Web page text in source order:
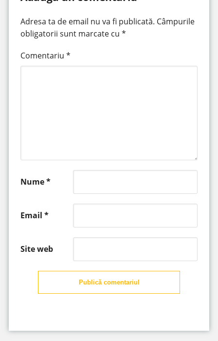
Adresa ta de email nu va fi publicată. Câmpurile
obligatorii sunt marcate cu *
Comentariu *
Nume*
Email *
Site web
Publică comentariul